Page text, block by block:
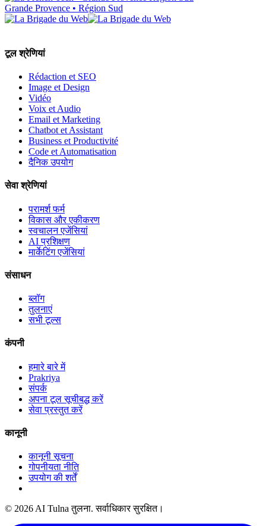
Grande Provence • Région Sud
टूल श्रेणियां
Rédaction et SEO
Image et Design
Vidéo
Voix et Audio
Email et Marketing
Chatbot et Assistant
Business et Productivité
Code et Automatisation
दैनिक उपयोग
सेवा श्रेणियां
परामर्श फर्म
विकास और एकीकरण
स्वचालन एजेंसियां
AI प्रशिक्षण
मार्केटिंग एजेंसियां
संसाधन
ब्लॉग
तुलनाएं
सभी टूल्स
कंपनी
हमारे बारे में
Prakriya
संपर्क
अपना टूल सूचीबद्ध करें
सेवा प्रस्तुत करें
कानूनी
कानूनी सूचना
गोपनीयता नीति
उपयोग की शर्तें
© 2026 AI Tulna तुलना. सर्वाधिकार सुरक्षित।